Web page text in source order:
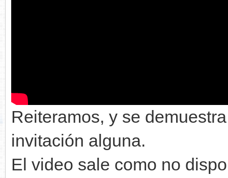
Reiteramos, y se
invitación alguna.
El video sale como no